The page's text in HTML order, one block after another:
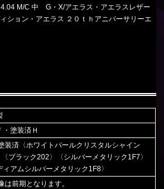
M/C 中 G・X/アエラス・アエラスレザー
ション・アエラス ２０ｔｈアニバーサリーエ
・塗装済Ｈ
装済〈ホワイトパールクリスタルシャイン
ブラック202〉〈シルバーメタリック1F7〉
ィアムシルバーメタリック1F8〉
は前期となります。